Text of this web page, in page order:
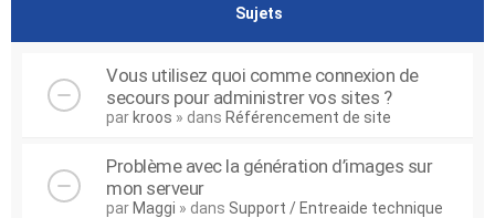
Sujets
Vous utilisez quoi comme connexion de
secours pour administrer vos sites ?
par kroos » dans Référencement de site
Problème avec la génération d’images sur
mon serveur
par Maggi » dans Support / Entreaide technique